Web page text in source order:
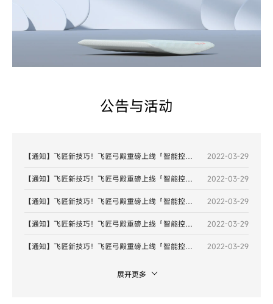
公告与活动
【通知】飞匠新技巧！飞匠弓殿重磅上线「智能控制」功能 2022-03-29
【通知】飞匠新技巧！飞匠弓殿重磅上线「智能控制」功能 2022-03-29
【通知】飞匠新技巧！飞匠弓殿重磅上线「智能控制」功能 2022-03-29
【通知】飞匠新技巧！飞匠弓殿重磅上线「智能控制」功能 2022-03-29
【通知】飞匠新技巧！飞匠弓殿重磅上线「智能控制」功能 2022-03-29
展开更多